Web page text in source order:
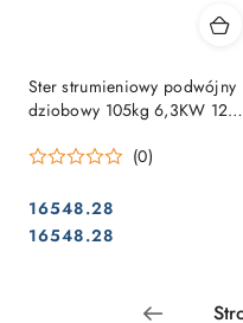
Ster strumieniowy podwójny
dziobowy 105kg 6,3KW 12V
(0)
Cena:
16548.28
Cena:
16548.28